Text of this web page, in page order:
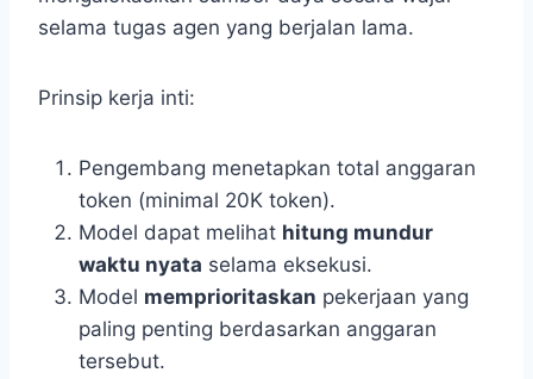
selama tugas agen yang berjalan lama.
Prinsip kerja inti:
Pengembang menetapkan total anggaran
token (minimal 20K token).
Model dapat melihat hitung mundur
waktu nyata selama eksekusi.
Model memprioritaskan pekerjaan yang
paling penting berdasarkan anggaran
tersebut.